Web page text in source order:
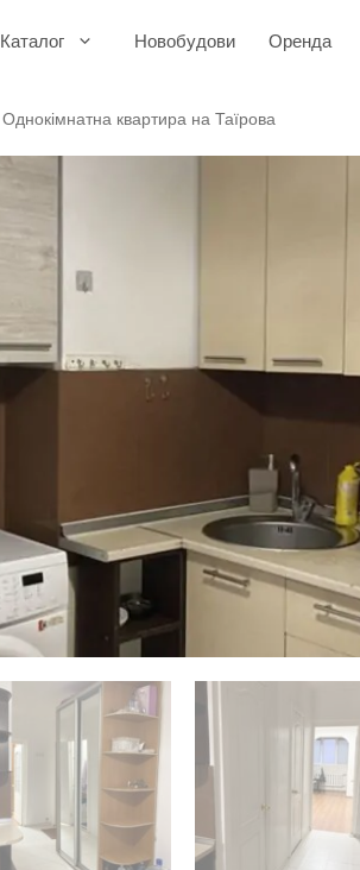
Каталог Новобудови Оренда
Однокімнатна квартира на Таїрова